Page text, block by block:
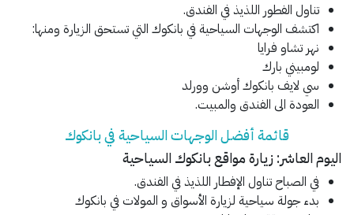
تناول الفطور اللذيذ في الفندق.
اكتشف الوجهات السياحية في بانكوك التي تستحق الزيارة ومنها:
نهر تشاو فرايا
لومبيني بارك
سي لايف بانكوك أوشن وورلد
العودة الى الفندق والمبيت.
قائمة أفضل الوجهات السياحية في بانكوك
اليوم العاشر: زيارة مواقع بانكوك السياحية
في الصباح تناول الإفطار اللذيذ في الفندق.
بدء جولة سياحية لزيارة الأسواق و المولات في بانكوك